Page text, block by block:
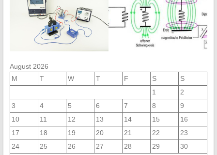
August 2026
M
T W T F S
S
1
2
3
4 5 6 7 8
9
10
11 12 13 14 15
16
17
18 19 20 21 22
23
24
25 26 27 28 29 30